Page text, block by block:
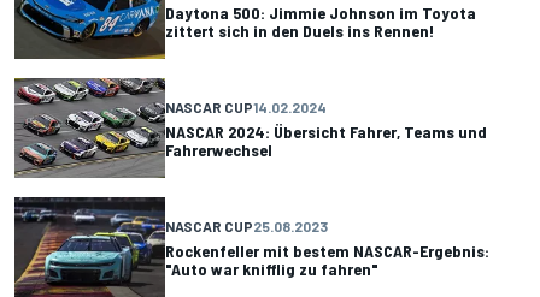
Daytona 500: Jimmie Johnson im Toyota
zittert sich in den Duels ins Rennen!
NASCAR CUP14.02.2024
NASCAR 2024: Übersicht Fahrer, Teams und
Fahrerwechsel
NASCAR CUP25.08.2023
Rockenfeller mit bestem NASCAR-Ergebnis:
"Auto war knifflig zu fahren"